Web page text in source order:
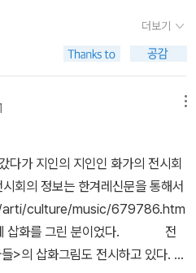
것을 새롭게 보게 되는데요, 이처
순하지 않습니다. 오히려 책에 실
의미를 파악하고, 감상하기 위해
더 시간이 많이 걸리고 복잡하다
는 <그 꿈들>이라는 책도 마찬가지
가 아니라 그것 자체로 하나의 작품
네요. 네, <그 꿈들>이
말씀하신 대로 이야기를 돕기 위한
하나의 작품이라 페이지를 넘기는
은 작품이 많이 전시된 미술관에서
미래세대를 위한 우리말과 문해력》,
보았습니다》, 《우리말꽃》, 《쉬운
, 《우리말 수수께끼 동시》, 《시골에
음 읽기》을 썼다. blog.naver.co
도염이라서 열이 많이 나고 잘 안
이 하나도 없던 애가주사를 맞으니
에는 학교를 못 갔다.중2라서 그
로왔다.처방전도 보내야 하고, 결
이도 나도 쉬지 못하고 꼬박 밤을
일을 맞았다.계속 되는 학부모 상
큰 아이 담임을 만나 학부모 상담을
패드 충전기를 물어뜯는 사고를 쳐
.요 녀석이 요즘 온갖 것을 물어뜯
게 일이 휘몰아치는 경우는 처음
, 공개 수업까지모든 게 다닥다닥
더보기
다가 지인의 지인인 화가의 전시회
회의 정보는 한겨레신문을 통해서
culture/music/679786.htm
화를 그린 분이었다. 전
>의 삽화그림도 전시하고 있다. 그